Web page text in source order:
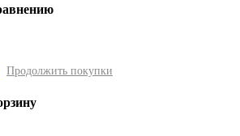
Продолжить покупки